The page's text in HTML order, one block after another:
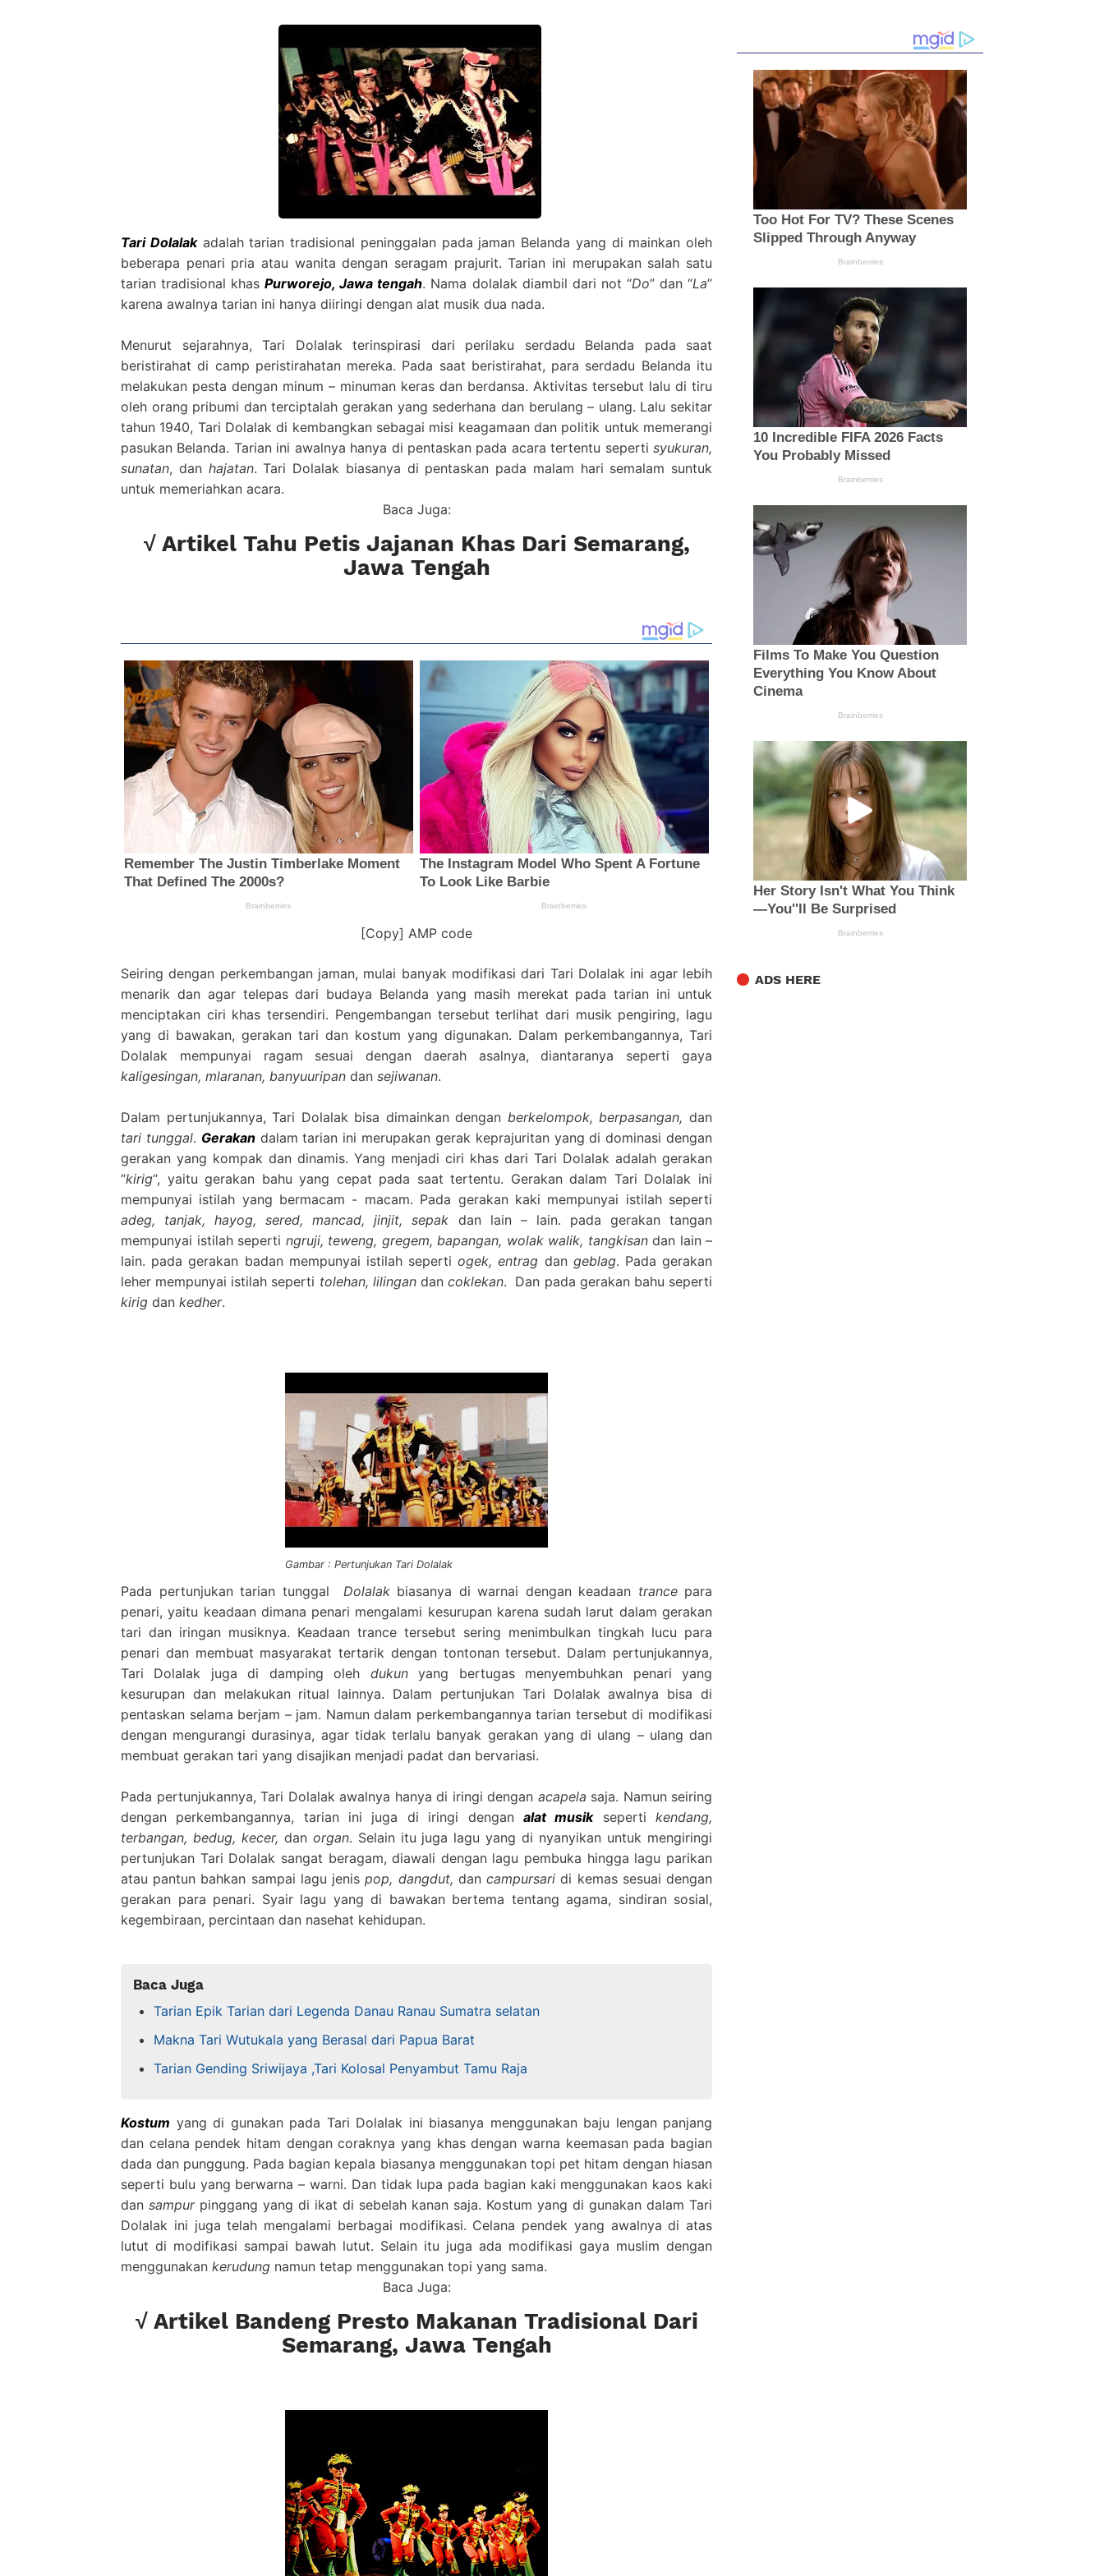
Tari Dolalakadalah tarian tradisional peninggalan pada jaman Belanda yang di mainkan oleh
beberapa penari pria atau wanita dengan seragam prajurit. Tarian ini merupakan salah satu
tarian tradisional khasPurworejo, Jawa tengah. Nama dolalak diambil dari not “Do” dan “La”
karena awalnya tarian ini hanya diiringi dengan alat musik dua nada.
Menurut sejarahnya, Tari Dolalak terinspirasi dari perilaku serdadu Belanda pada saat
beristirahat di camp peristirahatan mereka. Pada saat beristirahat, para serdadu Belanda itu
melakukan pesta dengan minum – minuman keras dan berdansa. Aktivitas tersebut lalu di tiru
oleh orang pribumi dan terciptalah gerakan yang sederhana dan berulang – ulang. Lalu sekitar
tahun 1940, Tari Dolalak di kembangkan sebagai misi keagamaan dan politik untuk memerangi
pasukan Belanda. Tarian ini awalnya hanya di pentaskan pada acara tertentu seperti syukuran,
sunatan, dan hajatan. Tari Dolalak biasanya di pentaskan pada malam hari semalam suntuk
untuk memeriahkan acara.
Baca Juga:
√ Artikel Tahu Petis Jajanan Khas Dari Semarang,
Jawa Tengah
[Copy] AMP code
Seiring dengan perkembangan jaman, mulai banyak modifikasi dari Tari Dolalak ini agar lebih
menarik dan agar telepas dari budaya Belanda yang masih merekat pada tarian ini untuk
menciptakan ciri khas tersendiri. Pengembangan tersebut terlihat dari musik pengiring, lagu
yang di bawakan, gerakan tari dan kostum yang digunakan. Dalam perkembangannya, Tari
Dolalak mempunyai ragam sesuai dengan daerah asalnya, diantaranya seperti gaya
kaligesingan, mlaranan, banyuuripan dan sejiwanan.
Dalam pertunjukannya, Tari Dolalak bisa dimainkan dengan berkelompok, berpasangan, dan
tari tunggal. Gerakandalam tarian ini merupakan gerak keprajuritan yang di dominasi dengan
gerakan yang kompak dan dinamis. Yang menjadi ciri khas dari Tari Dolalak adalah gerakan
“kirig“, yaitu gerakan bahu yang cepat pada saat tertentu. Gerakan dalam Tari Dolalak ini
mempunyai istilah yang bermacam - macam. Pada gerakan kaki mempunyai istilah seperti
adeg, tanjak, hayog, sered, mancad, jinjit, sepak dan lain – lain. pada gerakan tangan
mempunyai istilah seperti ngruji, teweng, gregem, bapangan, wolak walik, tangkisandan lain –
lain. pada gerakan badan mempunyai istilah sepertiogek, entrag dan geblag. Pada gerakan
leher mempunyai istilah seperti tolehan, lilingandancoklekan. Dan pada gerakan bahu seperti
kirig dan kedher.
Gambar : Pertunjukan Tari Dolalak
Pada pertunjukan tarian tunggal Dolalakbiasanya di warnai dengan keadaan trancepara
penari, yaitu keadaan dimana penari mengalami kesurupan karena sudah larut dalam gerakan
tari dan iringan musiknya. Keadaan trance tersebut sering menimbulkan tingkah lucu para
penari dan membuat masyarakat tertarik dengan tontonan tersebut. Dalam pertunjukannya,
Tari Dolalak juga di damping oleh dukunyang bertugas menyembuhkan penari yang
kesurupan dan melakukan ritual lainnya. Dalam pertunjukan Tari Dolalak awalnya bisa di
pentaskan selama berjam – jam. Namun dalam perkembangannya tarian tersebut di modifikasi
dengan mengurangi durasinya, agar tidak terlalu banyak gerakan yang di ulang – ulang dan
membuat gerakan tari yang disajikan menjadi padat dan bervariasi.
Pada pertunjukannya, Tari Dolalak awalnya hanya di iringi dengan acapela saja. Namun seiring
dengan perkembangannya, tarian ini juga di iringi dengan alat musiksepertikendang,
terbangan, bedug, kecer, dan organ. Selain itu juga lagu yang di nyanyikan untuk mengiringi
pertunjukan Tari Dolalak sangat beragam, diawali dengan lagu pembuka hingga lagu parikan
atau pantun bahkan sampai lagu jenispop, dangdut, dancampursari di kemas sesuai dengan
gerakan para penari. Syair lagu yang di bawakan bertema tentang agama, sindiran sosial,
kegembiraan, percintaan dan nasehat kehidupan.
Baca Juga
Tarian Epik Tarian dari Legenda Danau Ranau Sumatra selatan
Makna Tari Wutukala yang Berasal dari Papua Barat
Tarian Gending Sriwijaya ,Tari Kolosal Penyambut Tamu Raja
Kostum yang di gunakan pada Tari Dolalak ini biasanya menggunakan baju lengan panjang
dan celana pendek hitam dengan coraknya yang khas dengan warna keemasan pada bagian
dada dan punggung. Pada bagian kepala biasanya menggunakan topi pet hitam dengan hiasan
seperti bulu yang berwarna – warni. Dan tidak lupa pada bagian kaki menggunakan kaos kaki
dan sampurpinggang yang di ikat di sebelah kanan saja. Kostum yang di gunakan dalam Tari
Dolalak ini juga telah mengalami berbagai modifikasi. Celana pendek yang awalnya di atas
lutut di modifikasi sampai bawah lutut. Selain itu juga ada modifikasi gaya muslim dengan
menggunakan kerudung namun tetap menggunakan topi yang sama.
Baca Juga:
√ Artikel Bandeng Presto Makanan Tradisional Dari
Semarang, Jawa Tengah
ADS HERE